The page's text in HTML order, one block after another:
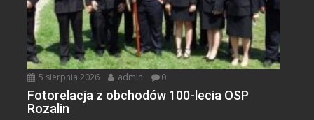
5 sierpnia 2026 admin 0
Fotorelacja z obchodów 100-lecia OSP
Rozalin